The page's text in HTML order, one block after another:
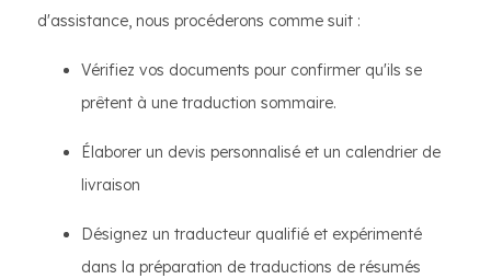
d'assistance, nous procéderons comme suit :
Vérifiez vos documents pour confirmer qu'ils se
prêtent à une traduction sommaire.
Élaborer un devis personnalisé et un calendrier de
livraison
Désignez un traducteur qualifié et expérimenté
dans la préparation de traductions de résumés